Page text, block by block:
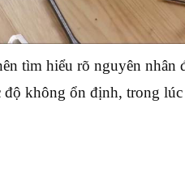
tìm hiểu rõ nguyên nhân
độ không ổn định, trong lúc